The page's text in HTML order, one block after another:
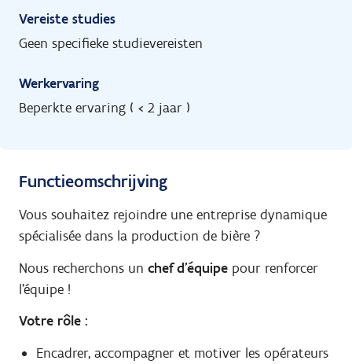
Vereiste studies
Geen specifieke studievereisten
Werkervaring
Beperkte ervaring ( < 2 jaar )
Functieomschrijving
Vous souhaitez rejoindre une entreprise dynamique
spécialisée dans la production de bière ?
Nous recherchons un chef d'équipe pour renforcer
l'équipe !
Votre rôle :
Encadrer, accompagner et motiver les opérateurs